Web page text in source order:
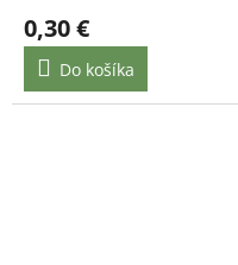
0,30 €
Do košíka